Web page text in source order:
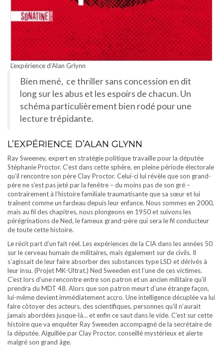
L’expérience d’Alan Grlynn
Bien mené, ce thriller sans concession en dit
long sur les abus et les espoirs de chacun. Un
schéma particulièrement bien rodé pour une
lecture trépidante.
L’EXPÉRIENCE D’ALAN GLYNN
Ray Sweeney, expert en stratégie politique travaille pour la députée
Stéphanie Proctor. C’est dans cette sphère, en pleine période électorale
qu’il rencontre son père Clay Proctor. Celui-ci lui révèle que son grand-
père ne s’est pas jeté par la fenêtre – du moins pas de son gré –
contrairement à l’histoire familiale traumatisante que sa sœur et lui
traînent comme un fardeau depuis leur enfance. Nous sommes en 2000,
mais au fil des chapitres, nous plongeons en 1950 et suivons les
pérégrinations de Ned, le fameux grand-père qui sera le fil conducteur
de toute cette histoire.
Le récit part d’un fait réel. Les expériences de la CIA dans les années 50
sur le cerveau humain de militaires, mais également sur de civils. Il
s’agissait de leur faire absorber des substances type LSD et dérivés à
leur insu. (Projet MK-Ultrat.) Ned Sweeden est l’une de ces victimes.
C’est lors d’une rencontre entre son patron et un ancien militaire qu’il
prendra du MDT 48. Alors que son patron meurt d’une étrange façon,
lui-même devient immédiatement accro. Une intelligence décuplée va lui
faire côtoyer des acteurs, des scientifiques, personnes qu’il n’aurait
jamais abordées jusque-là… et enfin ce saut dans le vide. C’est sur cette
histoire que va enquêter Ray Sweeden accompagné de la secrétaire de
la députée. Aiguillée par Clay Proctor, conseillé mystérieux et alerte
malgré son grand âge.